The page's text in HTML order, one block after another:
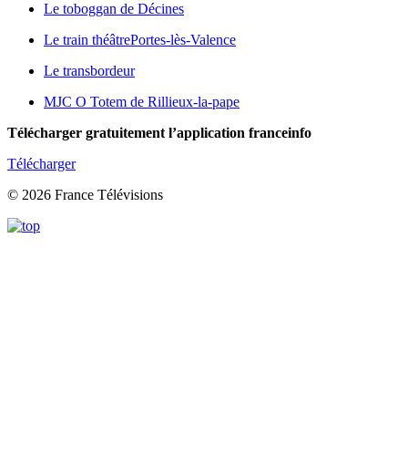
Le toboggan de Décines
Le train théâtrePortes-lès-Valence
Le transbordeur
MJC O Totem de Rillieux-la-pape
Télécharger gratuitement l’application franceinfo
Télécharger
© 2026 France Télévisions